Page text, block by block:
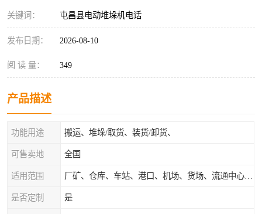
关键词： 屯昌县电动堆垛机电话
发布日期： 2026-08-10
阅 读 量： 349
产品描述
功能用途 搬运、堆垛/取货、装货/卸货、
可售卖地 全国
适用范围
是否定制 是